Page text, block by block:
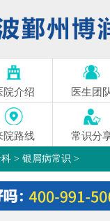
院介绍 医生团
院路线 常识分
> 银屑病常识 >